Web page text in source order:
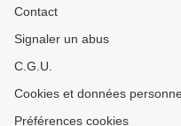
Contact
Signaler un abus
C.G.U.
Cookies et données
Préférences cookies